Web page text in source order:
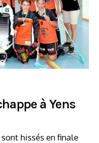
à Yens
hissés en finale